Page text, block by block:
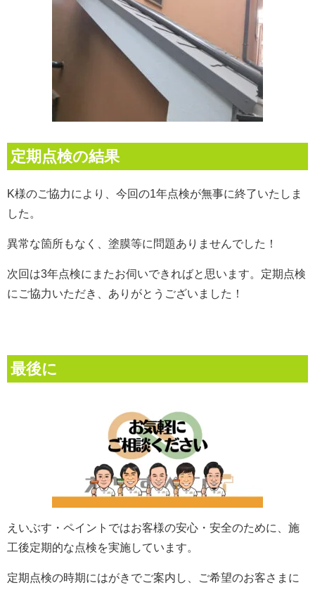
定期点検の結果
K様のご協力により、今回の1年点検が無事に終了いたしま
した。
異常な箇所もなく、塗膜等に問題ありませんでした！
次回は3年点検にまたお伺いできればと思います。 定期点検
にご協力いただき、ありがとうございました！
最後に
えいぶす・ペイントではお客様の安心・安全のために、施
工後定期的な点検を実施しています。
定期点検の時期にはがきでご案内し、ご希望のお客さまに